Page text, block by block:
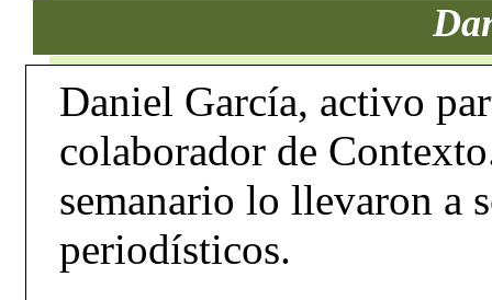
Daniel García, activo
colaborador de
semanario lo llevaron a
periodísticos.